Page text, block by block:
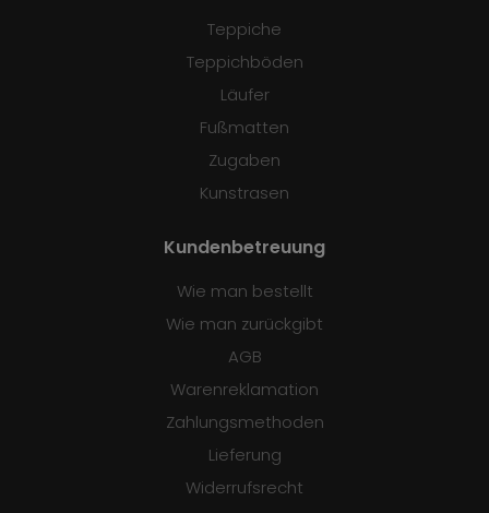
Teppiche
Teppichböden
Läufer
Fußmatten
Zugaben
Kunstrasen
Kundenbetreuung
Wie man bestellt
Wie man zurückgibt
AGB
Warenreklamation
Zahlungsmethoden
Lieferung
Widerrufsrecht